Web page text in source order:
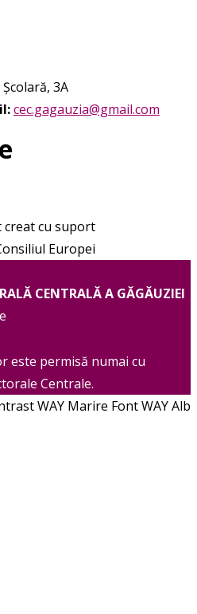
3A
cec.gagauzia@gmail.com
creat cu suport
Europei
CENTRALĂ A GĂGĂUZIEI
este permisă numai cu
Centrale.
WAY Marire Font WAYAlb